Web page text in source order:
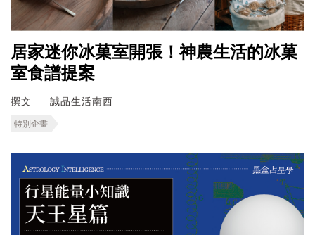
居家迷你冰菓室開張！神農生活的冰菓
室食譜提案
撰文 誠品生活南西
特別企畫